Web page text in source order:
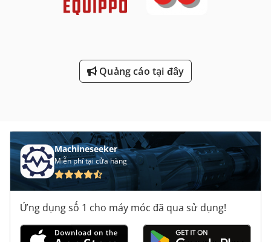
Quảng cáo tại đây
Machineseeker
Miễn phí tại cửa hàng
Ứng dụng số 1 cho máy móc đã qua sử dụng!